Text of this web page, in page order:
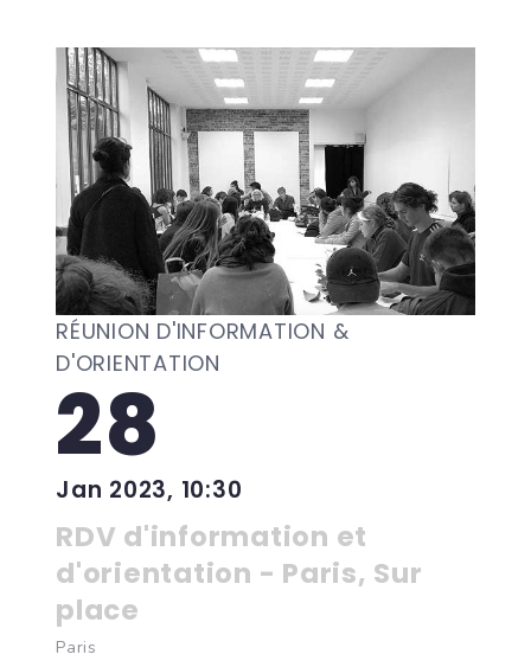
RÉUNION D'INFORMATION &
D'ORIENTATION
28
Jan 2023, 10:30
RDV d'information et
d'orientation - Paris, Sur
place
Paris